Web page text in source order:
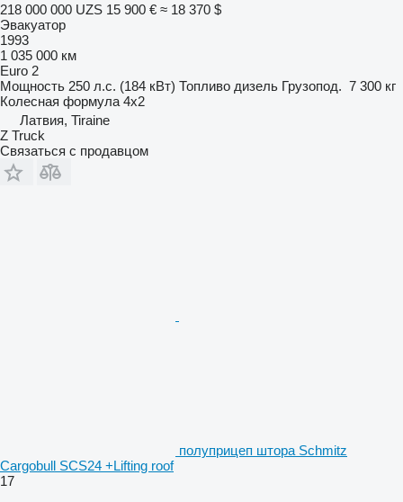
218 000 000 UZS 15 900 € ≈ 18 370 $
Эвакуатор
1993
1 035 000 км
Euro 2
Мощность 250 л.с. (184 кВт) Топливо дизель Грузопод. 7 300 кг
Колесная формула 4x2
Латвия, Tiraine
Z Truck
Связаться с продавцом
полуприцеп штора Schmitz
Cargobull SCS24 +Lifting roof
17